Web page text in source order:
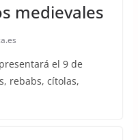
medievales
el 9 de
rebabs, cítolas,